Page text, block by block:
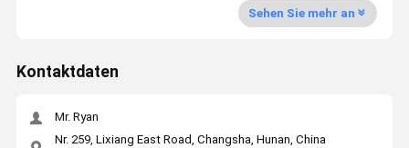
Sehen Sie mehr an
Kontaktdaten
Mr. Ryan
Nr. 259, Lixiang East Road, Changsha, Hunan, China